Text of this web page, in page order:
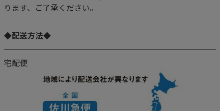
ります、ご了承ください。
◆配送方法◆
宅配便